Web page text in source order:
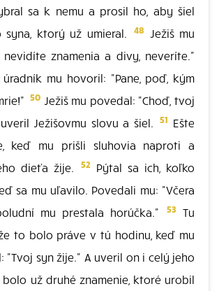
sa k nemu a prosil ho, aby šiel
syna, ktorý už umieral.
48 Ježiš mu
znamenia a divy, neveríte."
úradník mu hovoril: "Pane, poď, kým
50Ježiš mu povedal: "Choď, tvoj
Ježišovmu slovu a šiel.
51 Ešte
keď mu prišli sluhovia naproti a
dieťa žije.
52 Pýtal sa ich, koľko
sa mu uľavilo. Povedali mu: "Včera
mu prestala horúčka."
53 Tu
to bolo práve v tú hodinu, keď mu
"Tvoj syn žije." A uveril on i celý jeho
už druhé znamenie, ktoré urobil